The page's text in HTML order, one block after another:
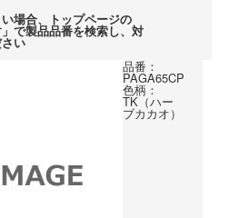
場合、トップページの
で製品品番を検索し、対
い
品番：
PAGA65CP
色柄：
TK（ハー
ブカカオ）